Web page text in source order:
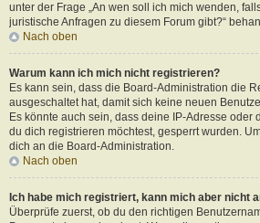
unter der Frage „An wen soll ich mich wenden,
juristische Anfragen zu diesem Forum gibt?“
Nach oben
Warum kann ich mich nicht registrieren?
Es kann sein, dass die Board-Administration die
ausgeschaltet hat, damit sich keine neuen
Es könnte auch sein, dass deine IP-Adresse oder
du dich registrieren möchtest, gesperrt wurden.
dich an die Board-Administration.
Nach oben
Ich habe mich registriert, kann mich aber nicht
Überprüfe zuerst, ob du den richtigen